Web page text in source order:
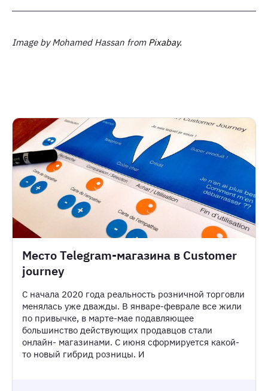
Image by Mohamed Hassan from Pixabay.
Место Telegram-магазина в Customer
journey
С начала 2020 года реальность розничной торговли
менялась уже дважды. В январе-феврале все жили
по привычке, в марте-мае подавляющее
большинство действующих продавцов стали
онлайн- магазинами. С июня сформируется какой-
то новый гибрид розницы. И